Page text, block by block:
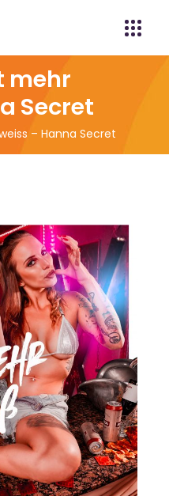
mehr
Secret
– Hanna Secret